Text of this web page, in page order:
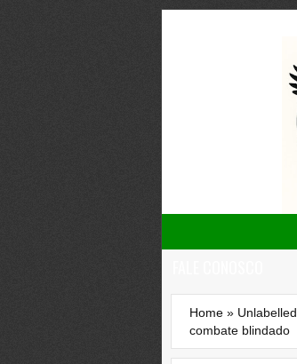
Home » Unlabelled
combate blindado